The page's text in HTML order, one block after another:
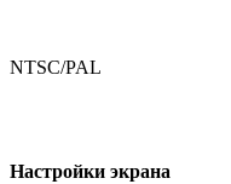
NTSC/PAL
Настройки экрана